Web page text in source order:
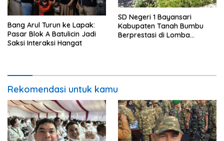
Bang Arul Turun ke Lapak:
Pasar Blok A Batulicin Jadi
Saksi Interaksi Hangat
SD Negeri 1 Bayansari
Kabupaten Tanah Bumbu
Berprestasi di Lomba
Rekomendasi untuk kamu